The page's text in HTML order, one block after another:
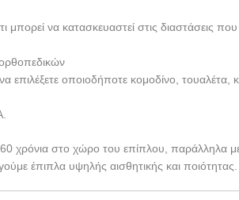
μπορεί να κατασκευαστεί στις διαστάσεις
επιλέξετε οποιοδήποτε κομοδίνο,
χρόνια στο χώρο του επίπλου, παράλληλα
έπιπλα υψηλής αισθητικής και ποιότητας.